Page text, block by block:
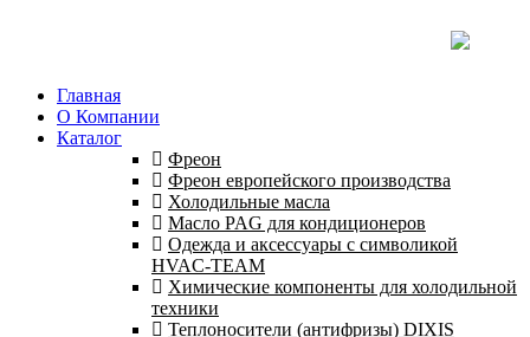
Главная
О Компании
Каталог
Фреон
Фреон европейского производства
Холодильные масла
Масло PAG для кондиционеров
Одежда и аксессуары с символикой
HVAC-TEAM
Химические компоненты для холодильной
техники
Теплоносители (антифризы) DIXIS